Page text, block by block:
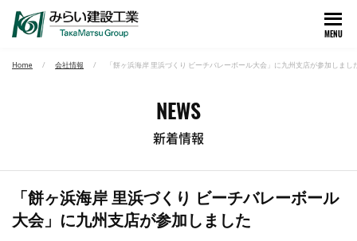
MENU
Home 会社情報 「餅ヶ浜海岸 里浜づくり ビーチバレーボール大会」に九州支店が参加しまし
NEWS
新着情報
「餅ヶ浜海岸 里浜づくり ビーチバレーボール
大会」に九州支店が参加しました